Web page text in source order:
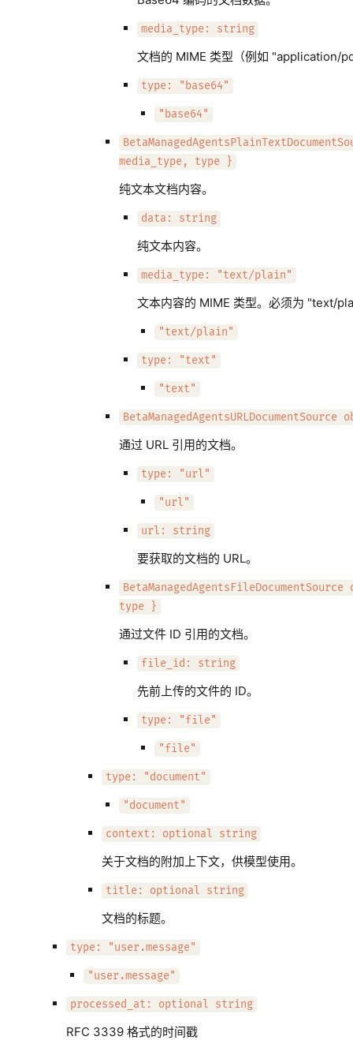
media_type: string
文档的 MIME 类型（例如 "application/
type: "base64"
"base64"
media_type, type }
纯文本文档内容。
data: string
纯文本内容。
media_type: "text/plain"
文本内容的 MIME 类型。必须为 "text/
"text/plain"
type: "text"
"text"
通过 URL 引用的文档。
type: "url"
"url"
url: string
要获取的文档的 URL。
type }
通过文件 ID 引用的文档。
file_id: string
先前上传的文件的 ID。
type: "file"
"file"
type: "document"
"document"
context: optional string
关于文档的附加上下文，供模型使用。
title: optional string
文档的标题。
type: "user.message"
"user.message"
processed_at: optional string
RFC 3339 格式的时间戳